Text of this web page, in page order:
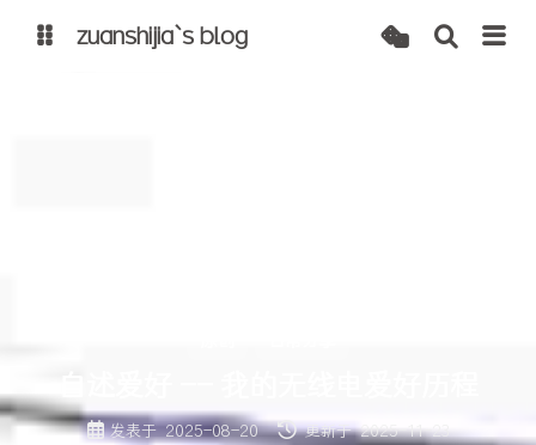
zuanshijia`s blog
发表于 2025-08-20 更新于 2025-11-23